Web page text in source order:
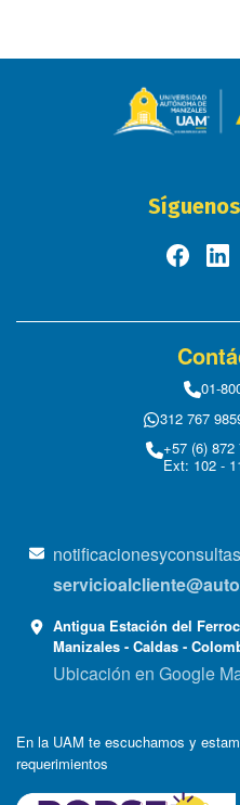
01-
312 767
+57 (6) 872
Ext: 102 -
Antigua Estación del
Manizales - Caldas -
Ubicación en Google
En la UAM te escuchamos y
requerimientos